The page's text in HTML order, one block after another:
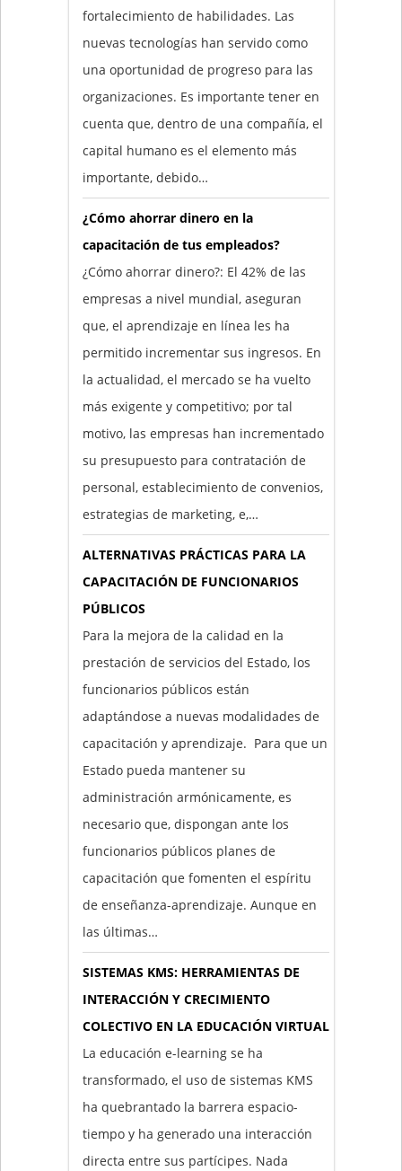
fortalecimiento de habilidades. Las
nuevas tecnologías han servido como
una oportunidad de progreso para las
organizaciones. Es importante tener en
cuenta que, dentro de una compañía, el
capital humano es el elemento más
importante, debido…
¿Cómo ahorrar dinero en la
capacitación de tus empleados?
¿Cómo ahorrar dinero?: El 42% de las
empresas a nivel mundial, aseguran
que, el aprendizaje en línea les ha
permitido incrementar sus ingresos. En
la actualidad, el mercado se ha vuelto
más exigente y competitivo; por tal
motivo, las empresas han incrementado
su presupuesto para contratación de
personal, establecimiento de convenios,
estrategias de marketing, e,…
ALTERNATIVAS PRÁCTICAS PARA LA
CAPACITACIÓN DE FUNCIONARIOS
PÚBLICOS
Para la mejora de la calidad en la
prestación de servicios del Estado, los
funcionarios públicos están
adaptándose a nuevas modalidades de
capacitación y aprendizaje. Para que un
Estado pueda mantener su
administración armónicamente, es
necesario que, dispongan ante los
funcionarios públicos planes de
capacitación que fomenten el espíritu
de enseñanza-aprendizaje. Aunque en
las últimas…
SISTEMAS KMS: HERRAMIENTAS DE
INTERACCIÓN Y CRECIMIENTO
COLECTIVO EN LA EDUCACIÓN VIRTUAL
La educación e-learning se ha
transformado, el uso de sistemas KMS
ha quebrantado la barrera espacio-
tiempo y ha generado una interacción
directa entre sus partícipes. Nada